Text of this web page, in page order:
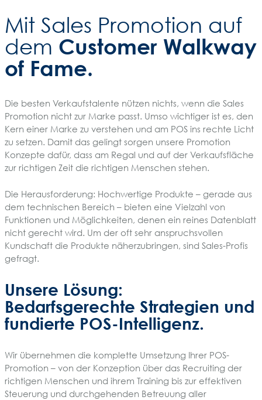
Mit Sales Promotion auf
dem Customer Walkway
of Fame.
Die besten Verkaufstalente nützen nichts, wenn die Sales
Promotion nicht zur Marke passt. Umso wichtiger ist es, den
Kern einer Marke zu verstehen und am POS ins rechte Licht
zu setzen. Damit das gelingt sorgen unsere Promotion
Konzepte dafür, dass am Regal und auf der Verkaufsfläche
zur richtigen Zeit die richtigen Menschen stehen.
Die Herausforderung: Hochwertige Produkte – gerade aus
dem technischen Bereich – bieten eine Vielzahl von
Funktionen und Möglichkeiten, denen ein reines Datenblatt
nicht gerecht wird. Um der oft sehr anspruchsvollen
Kundschaft die Produkte näherzubringen, sind Sales-Profis
gefragt.
Unsere Lösung:
Bedarfsgerechte Strategien und
fundierte POS-Intelligenz.
Wir übernehmen die komplette Umsetzung Ihrer POS-
Promotion – von der Konzeption über das Recruiting der
richtigen Menschen und ihrem Training bis zur effektiven
Steuerung und durchgehenden Betreuung aller